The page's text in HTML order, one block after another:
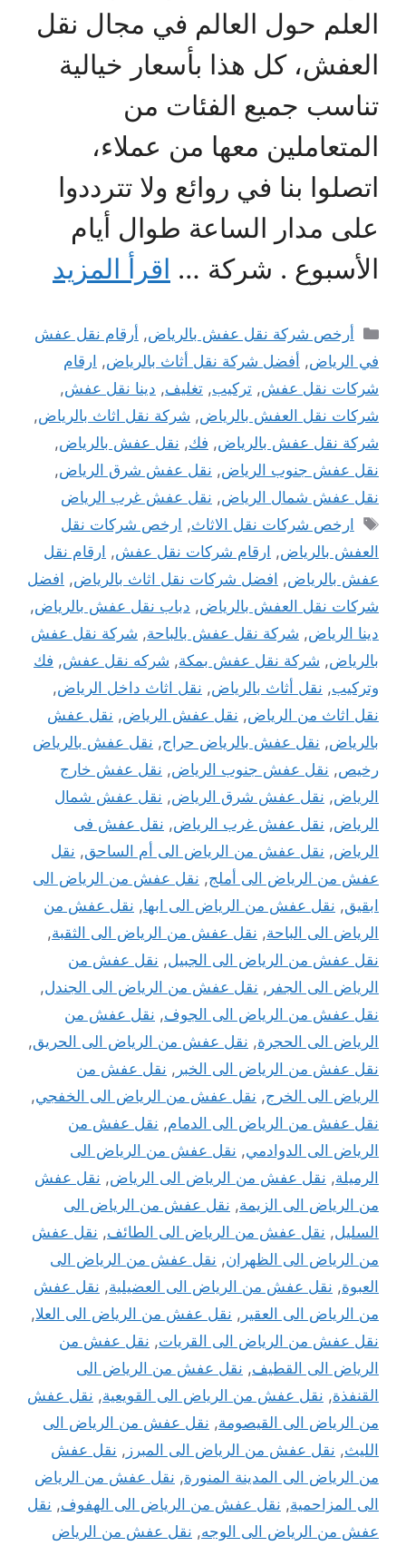
العلم حول العالم في مجال نقل
العفش، كل هذا بأسعار خيالية
تناسب جميع الفئات من
المتعاملين معها من عملاء،
اتصلوا بنا في روائع ولا تترددوا
على مدار الساعة طوال أيام
الأسبوع . شركة … اقرأ المزيد
التصنيفات
أرخص شركة نقل عفش بالرياض, أرقام نقل عفش
في الرياض, أفضل شركة نقل أثاث بالرياض, ارقام
شركات نقل عفش, تركيب, تغليف, دينا نقل عفش,
شركات نقل العفش بالرياض, شركة نقل اثاث بالرياض,
شركة نقل عفش بالرياض, فك, نقل عفش بالرياض,
نقل عفش جنوب الرياض, نقل عفش شرق الرياض,
نقل عفش شمال الرياض, نقل عفش غرب الرياض
الوسوم
ارخص شركات نقل الاثاث, ارخص شركات نقل
العفش بالرياض, ارقام شركات نقل عفش, ارقام نقل
عفش بالرياض, افضل شركات نقل اثاث بالرياض, افضل
شركات نقل العفش بالرياض, دباب نقل عفش بالرياض,
دينا الرياض, شركة نقل عفش بالباحة, شركة نقل عفش
بالرياض, شركة نقل عفش بمكة, شركه نقل عفش, فك
وتركيب, نقل أثاث بالرياض, نقل اثاث داخل الرياض,
نقل اثاث من الرياض, نقل عفش الرياض, نقل عفش
بالرياض, نقل عفش بالرياض حراج, نقل عفش بالرياض
رخيص, نقل عفش جنوب الرياض, نقل عفش خارج
الرياض, نقل عفش شرق الرياض, نقل عفش شمال
الرياض, نقل عفش غرب الرياض, نقل عفش فى
الرياض, نقل عفش من الرياض الى أم الساحق, نقل
عفش من الرياض الى أملج, نقل عفش من الرياض الى
ابقيق, نقل عفش من الرياض الى ابها, نقل عفش من
الرياض الى الباحة, نقل عفش من الرياض الى الثقبة,
نقل عفش من الرياض الى الجبيل, نقل عفش من
الرياض الى الجفر , نقل عفش من الرياض الى الجندل,
نقل عفش من الرياض الى الجوف, نقل عفش من
الرياض الى الحجرة, نقل عفش من الرياض الى الحريق,
نقل عفش من الرياض الى الخبر , نقل عفش من
الرياض الى الخرج, نقل عفش من الرياض الى الخفجي,
نقل عفش من الرياض الى الدمام, نقل عفش من
الرياض الى الدوادمي, نقل عفش من الرياض الى
الرميلة, نقل عفش من الرياض الى الرياض, نقل عفش
من الرياض الى الزيمة, نقل عفش من الرياض الى
السليل, نقل عفش من الرياض الى الطائف, نقل عفش
من الرياض الى الظهران, نقل عفش من الرياض الى
العبوة, نقل عفش من الرياض الى العضيلية, نقل عفش
من الرياض الى العقير , نقل عفش من الرياض الى العلا,
نقل عفش من الرياض الى القريات, نقل عفش من
الرياض الى القطيف, نقل عفش من الرياض الى
القنفذة, نقل عفش من الرياض الى القويعية, نقل عفش
من الرياض الى القيصومة, نقل عفش من الرياض الى
الليث, نقل عفش من الرياض الى المبرز , نقل عفش
من الرياض الى المدينة المنورة, نقل عفش من الرياض
الى المزاحمية, نقل عفش من الرياض الى الهفوف, نقل
عفش من الرياض الى الوجه, نقل عفش من الرياض